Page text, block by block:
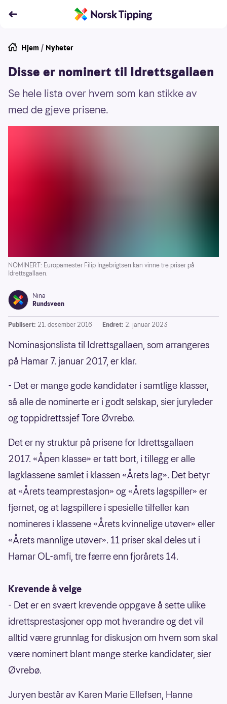
Hjem / Nyheter
Disse er nominert til Idrettsgallaen
Se hele lista over hvem som kan stikke av
med de gjeve prisene.
NOMINERT: Europamester Filip Ingebrigtsen kan vinne tre priser på
Idrettsgallaen.
Nina
Rundsveen
Publisert: 21. desember 2016 Endret: 2. januar 2023
Nominasjonslista til Idrettsgallaen, som arrangeres
på Hamar 7. januar 2017, er klar.
- Det er mange gode kandidater i samtlige klasser,
så alle de nominerte er i godt selskap, sier juryleder
og toppidrettssjef Tore Øvrebø.
Det er ny struktur på prisene for Idrettsgallaen
2017. «Åpen klasse» er tatt bort, i tillegg er alle
lagklassene samlet i klassen «Årets lag». Det betyr
at «Årets teamprestasjon» og «Årets lagspiller» er
fjernet, og at lagspillere i spesielle tilfeller kan
nomineres i klassene «Årets kvinnelige utøver» eller
«Årets mannlige utøver». 11 priser skal deles ut i
Hamar OL-amfi, tre færre enn fjorårets 14.
Krevende å velge
- Det er en svært krevende oppgave å sette ulike
idrettsprestasjoner opp mot hverandre og det vil
alltid være grunnlag for diskusjon om hvem som skal
være nominert blant mange sterke kandidater, sier
Øvrebø.
Juryen består av Karen Marie Ellefsen, Hanne